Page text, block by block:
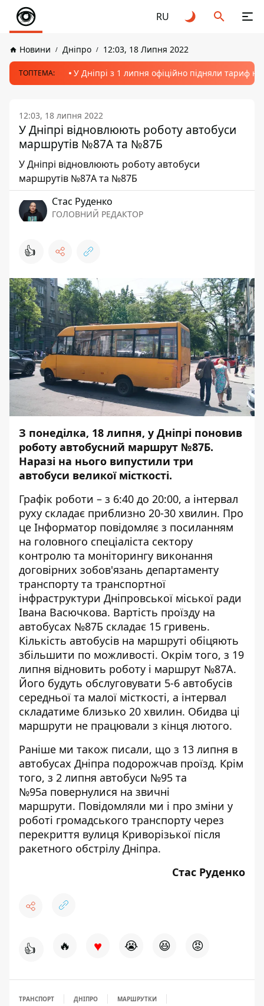
RU
Новини Дніпро 12:03, 18 Липня 2022
ТОПТЕМА: У Дніпрі з 1 липня офіційно підняли тариф
12:03, 18 липня 2022
У Дніпрі відновлюють роботу автобуси
маршрутів №87А та №87Б
У Дніпрі відновлюють роботу автобуси
маршрутів №87А та №87Б
Стас Руденко
ГОЛОВНИЙ РЕДАКТОР
👍
З понеділка, 18 липня, у Дніпрі поновив
роботу автобусний маршрут №87Б.
Наразі на нього випустили три
автобуси великої місткості.
Графік роботи – з 6:40 до 20:00, а інтервал
руху складає приблизно 20-30 хвилин. Про
це Інформатор повідомляє з посиланням
на головного спеціаліста сектору
контролю та моніторингу виконання
договірних зобов'язань департаменту
транспорту та транспортної
інфраструктури Дніпровської міської ради
Івана Васючкова. Вартість проїзду на
автобусах №87Б складає 15 гривень.
Кількість автобусів на маршруті обіцяють
збільшити по можливості. Окрім того, з 19
липня відновить роботу і маршрут №87А.
Його будуть обслуговувати 5-6 автобусів
середньої та малої місткості, а інтервал
складатиме близько 20 хвилин. Обидва ці
маршрути не працювали з кінця лютого.
Раніше ми також писали, що з 13 липня в
автобусах Дніпра подорожчав проїзд. Крім
того, з 2 липня автобуси №95 та
№95а повернулися на звичні
маршрути. Повідомляли ми і про зміни у
роботі громадського транспорту через
перекриття вулиця Криворізької після
ракетного обстрілу Дніпра.
Стас Руденко
👍 🔥 ♥ 😭 😆 😡
ТРАНСПОРТ ДНІПРО
МАРШРУТКИ